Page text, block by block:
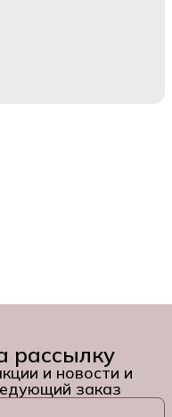
рассылку
и новости и
заказ